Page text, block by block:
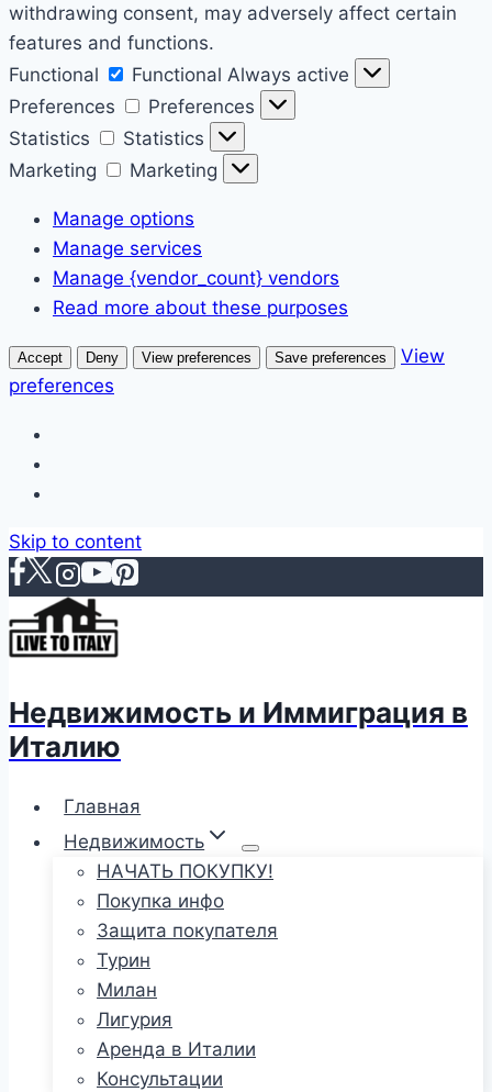
withdrawing consent, may adversely affect certain
features and functions.
Functional
Functional Always active
Preferences
Preferences
Statistics
Statistics
Marketing
Marketing
Manage options
Manage services
Manage {vendor_count} vendors
Read more about these purposes
Accept Deny View preferences Save preferences
View
preferences
Skip to content
Недвижимость и Иммиграция в
Италию
Главная
Недвижимость
НАЧАТЬ ПОКУПКУ!
Покупка инфо
Защита покупателя
Турин
Милан
Лигурия
Аренда в Италии
Консультации